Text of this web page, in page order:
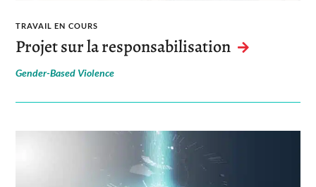
TRAVAIL EN COURS
Projet sur la responsabilisation
Gender-Based Violence